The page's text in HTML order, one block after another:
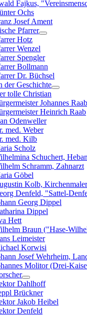
Fajkus,
Ochs
Josef Ament
Pfarrer
Hotz
Wenzel
Spengler
Bollmann
Dr. Büchsel
der Geschichte
tolle Christian
Johannes Raab
Heinrich Raab
Odenweller
med. Weber
med. Kilb
Scholz
Schuchert,
Schramm, Zahnarzt
Göbel
Kolb, Kirchenmaler
Denfeld, "Sattel-
Georg Dippel
Dippel
Hett
Braun ("Hase-
Leimeister
Korwisi
Josef Wehrheim,
Molitor (Drei-
Dahlhoff
Brückner
Jakob Heibel
Denfeld